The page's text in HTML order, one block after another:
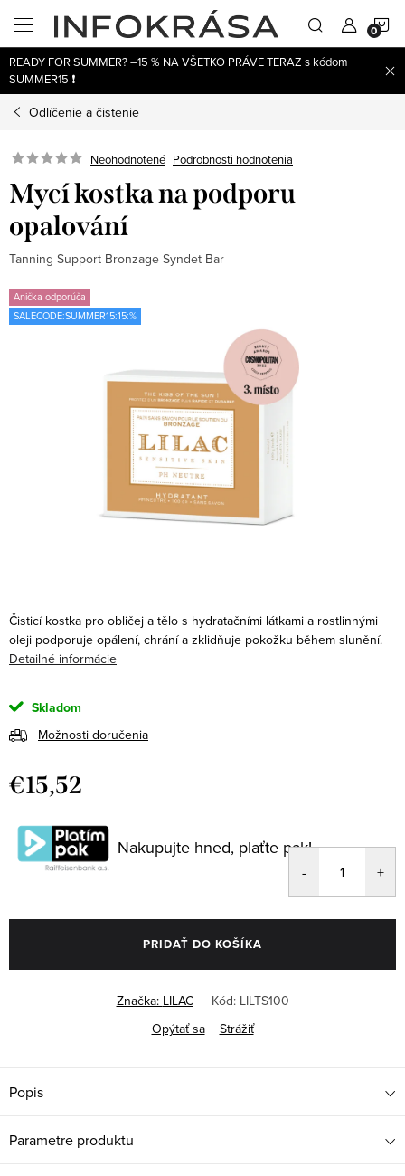
obsah
READY FOR SUMMER? –15 % NA VŠETKO PRÁVE TERAZ s kódom
SUMMER15 ❗
Odlíčenie a čistenie
Neohodnotené Podrobnosti hodnotenia
Mycí kostka na podporu
opalování
Tanning Support Bronzage Syndet Bar
Anička odporúča
SALECODE:SUMMER15:15:%
Čisticí kostka pro obličej a tělo s hydratačními látkami a rostlinnými
oleji podporuje opálení, chrání a zklidňuje pokožku během slunění.
Detailné informácie
Skladom
Možnosti doručenia
€15,52
cena:
Nakupujte hned, plaťte pak!
PRIDAŤ DO KOŠÍKA
Značka: LILAC Kód: LILTS100
Opýtať sa
Strážiť
Popis
Parametre produktu